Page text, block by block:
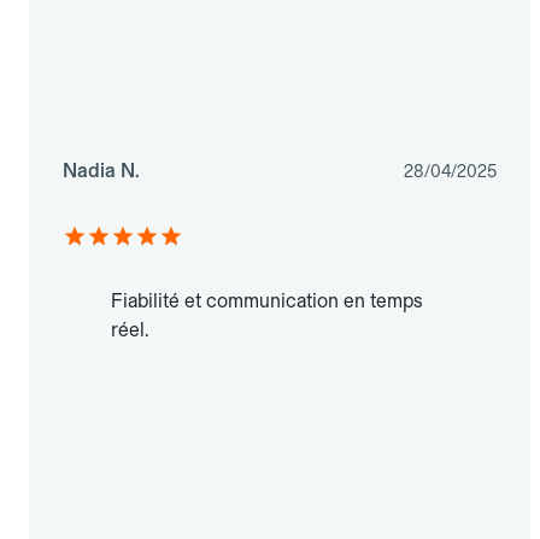
Nadia N. 28/04/2025
Fiabilité et communication en temps
réel.